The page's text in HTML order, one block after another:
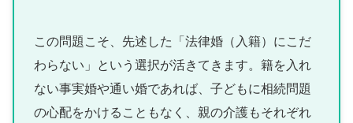
この問題こそ、先述した「法律婚（入籍）にこだ
わらない」という選択が活きてきます。籍を入れ
ない事実婚や通い婚であれば、子どもに相続問題
の心配をかけることもなく、親の介護もそれぞれ